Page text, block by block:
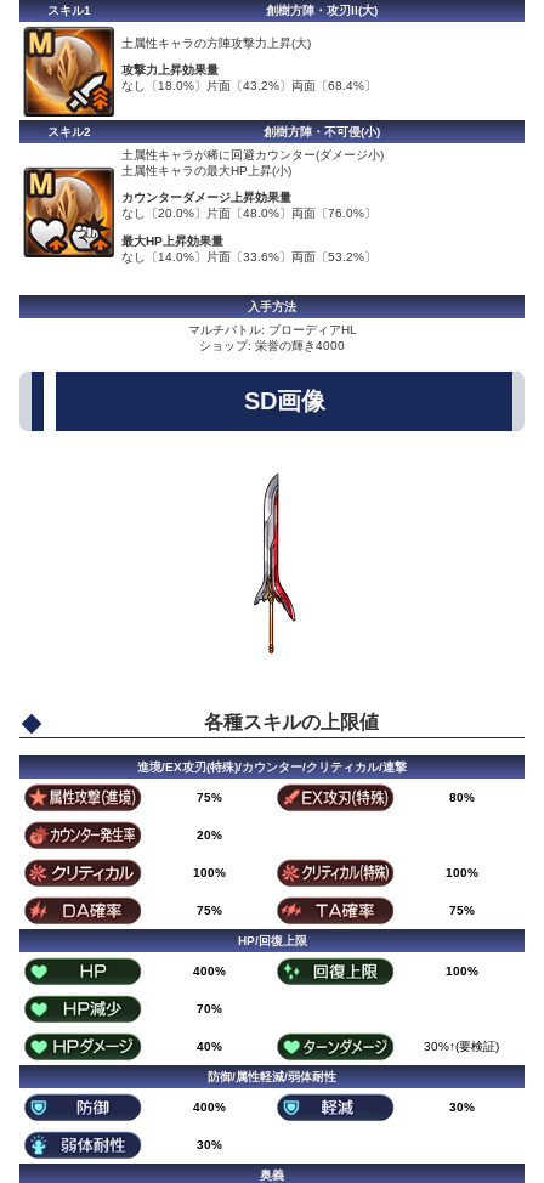
スキル1 創樹方陣・攻刃II(大)
土属性キャラの方陣攻撃力上昇(大)
攻撃力上昇効果量
なし〔18.0%〕片面〔43.2%〕両面〔68.4%〕
スキル2
創樹方陣・不可侵(小)
土属性キャラが稀に回避カウンター(ダメージ小)
土属性キャラの最大HP上昇(小)
カウンターダメージ上昇効果量
なし〔20.0%〕片面〔48.0%〕両面〔76.0%〕
最大HP上昇効果量
なし〔14.0%〕片面〔33.6%〕両面〔53.2%〕
入手方法
マルチバトル: ブローディアHL
ショップ: 栄誉の輝き4000
SD画像
各種スキルの上限値
進境/EX攻刃(特殊)/カウンター/クリティカル/連撃
75% 80%
20%
100% 100%
75% 75%
HP/回復上限
400% 100%
70%
40% 30%↑(要検証)
防御/属性軽減/弱体耐性
400% 30%
30%
奥義